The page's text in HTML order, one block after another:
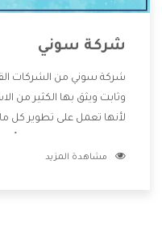
شركة سوني
شركة سوني من الشركات
وثابت ويثق بها الكثير من
لأنها تعمل على تطوير كل
وتقدم للعملاء أقوى
مشاهدة المزيد